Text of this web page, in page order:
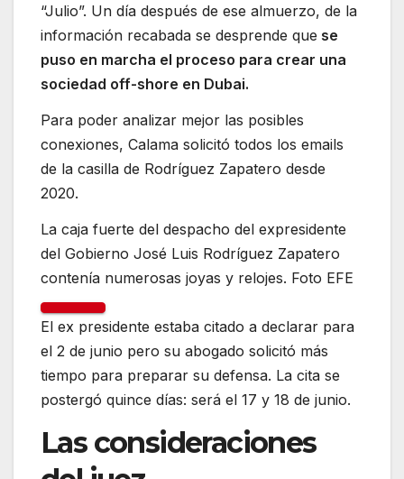
“Julio”. Un día después de ese almuerzo, de la
información recabada se desprende que se
puso en marcha el proceso para crear una
sociedad off-shore en Dubai.
Para poder analizar mejor las posibles
conexiones, Calama solicitó todos los emails
de la casilla de Rodríguez Zapatero desde
2020.
La caja fuerte del despacho del expresidente
del Gobierno José Luis Rodríguez Zapatero
contenía numerosas joyas y relojes. Foto EFE
El ex presidente estaba citado a declarar para
el 2 de junio pero su abogado solicitó más
tiempo para preparar su defensa. La cita se
postergó quince días: será el 17 y 18 de junio.
Las consideraciones